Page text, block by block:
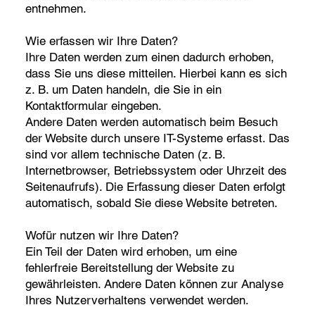
entnehmen.
Wie erfassen wir Ihre Daten?
Ihre Daten werden zum einen dadurch erhoben,
dass Sie uns diese mitteilen. Hierbei kann es sich
z. B. um Daten handeln, die Sie in ein
Kontaktformular eingeben.
Andere Daten werden automatisch beim Besuch
der Website durch unsere IT-Systeme erfasst. Das
sind vor allem technische Daten (z. B.
Internetbrowser, Betriebssystem oder Uhrzeit des
Seitenaufrufs). Die Erfassung dieser Daten erfolgt
automatisch, sobald Sie diese Website betreten.
Wofür nutzen wir Ihre Daten?
Ein Teil der Daten wird erhoben, um eine
fehlerfreie Bereitstellung der Website zu
gewährleisten. Andere Daten können zur Analyse
Ihres Nutzerverhaltens verwendet werden.